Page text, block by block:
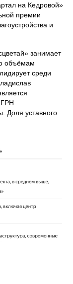
на Кедровой»
премии
и
занимает
объёмам
среди
Доля уставного